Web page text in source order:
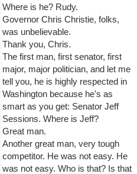
Where is he? Rudy.
Governor Chris Christie, folks,
was unbelievable.
Thank you, Chris.
The first man, first senator, first
major, major politician, and let me
tell you, he is highly respected in
Washington because he's as
smart as you get: Senator Jeff
Sessions. Where is Jeff?
Great man.
Another great man, very tough
competitor. He was not easy. He
was not easy. Who is that? Is that